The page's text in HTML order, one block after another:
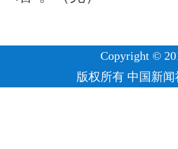
Copyright ©
版权所有 中国新